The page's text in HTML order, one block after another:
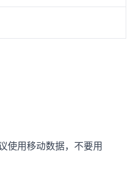
使用移动数据，不要用